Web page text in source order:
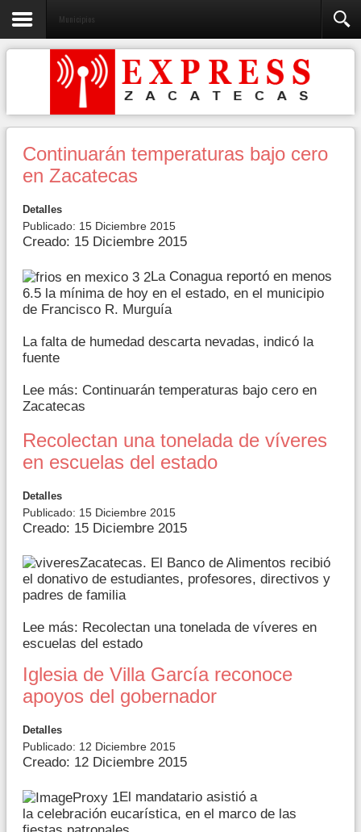
Municipios
Continuarán temperaturas bajo cero
en Zacatecas
Detalles
Publicado: 15 Diciembre 2015
Creado: 15 Diciembre 2015
La Conagua reportó en menos
6.5 la mínima de hoy en el estado, en el municipio
de Francisco R. Murguía
La falta de humedad descarta nevadas, indicó la
fuente
Lee más: Continuarán temperaturas bajo cero en
Zacatecas
Recolectan una tonelada de víveres
en escuelas del estado
Detalles
Publicado: 15 Diciembre 2015
Creado: 15 Diciembre 2015
Zacatecas. El Banco de Alimentos recibió
el donativo de estudiantes, profesores, directivos y
padres de familia
Lee más: Recolectan una tonelada de víveres en
escuelas del estado
Iglesia de Villa García reconoce
apoyos del gobernador
Detalles
Publicado: 12 Diciembre 2015
Creado: 12 Diciembre 2015
El mandatario asistió a
la celebración eucarística, en el marco de las